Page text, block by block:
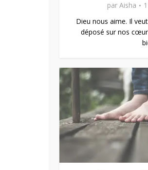
par Aisha
Dieu nous aime. Il
déposé sur nos